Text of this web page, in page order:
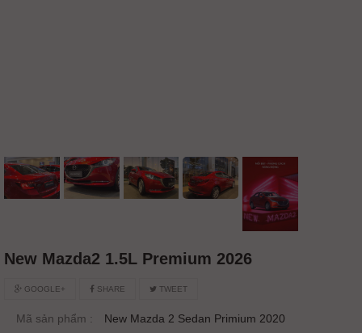
New Mazda2 1.5L Premium 2026
GOOGLE+ SHARE TWEET
Mã sản phẩm :
New Mazda 2 Sedan Primium 2020